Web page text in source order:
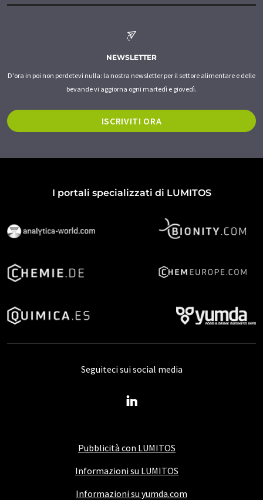
NEWSLETTER
D'ora in poi non perdetevi nulla: la nostra newsletter per il settore alimentare e delle
bevande vi aggiorna ogni martedì e giovedì.
ISCRIVITI ORA
I portali specializzati di LUMITOS
Pubblicità con LUMITOS
Informazioni su LUMITOS
Informazioni su yumda.com
Seguiteci sui social media